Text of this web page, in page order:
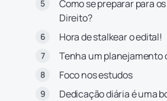
Como se preparar para
Direito?
Hora de stalkear o edital!
Tenha um planejamento
Foco nos estudos
Dedicação diária é uma